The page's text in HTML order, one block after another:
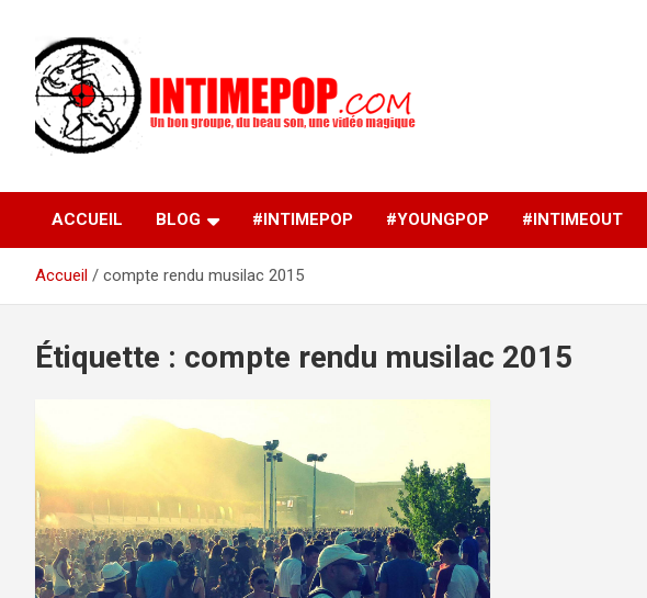
contenu
intimepop.com
musiques actuelles pop rock, post-rock, indé sur Lyon. rock pop
concert lyon
ACCUEIL BLOG #INTIMEPOP #YOUNGPOP #INTIMEOUT
Accueil compte rendu musilac 2015
Étiquette : compte rendu musilac 2015